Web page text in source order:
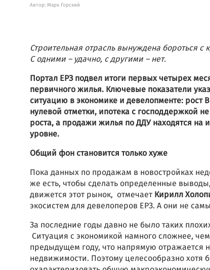
Автор: Марк Горский
Строительная отрасль вынуждена бороться
С одними – удачно, с другими – нет.
Портал ЕРЗ подвел итоги первых четырех
первичного жилья. Ключевые показатели
ситуацию в экономике и девелопменте: рост
нулевой отметки, ипотека с господдержкой
роста, а продажи жилья по ДДУ находятся на
уровне.
Общий фон становится только хуже
Пока данных по продажам в новостройках
же есть, чтобы сделать определенные
движется этот рынок, отмечает Кирилл
экосистем для девелоперов ЕРЗ. А они не
За последние годы давно не было таких
Ситуация с экономикой намного сложнее,
предыдущем году, что напрямую отражается
недвижимости. Поэтому целесообразно хотя